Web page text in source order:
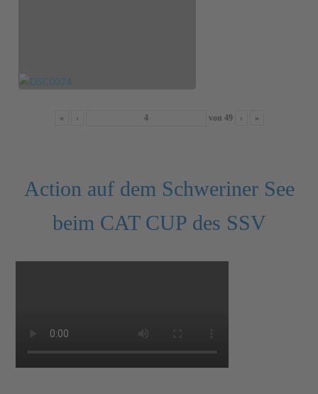
« ‹ von 49 › »
Action auf dem Schweriner See
beim CAT CUP des SSV